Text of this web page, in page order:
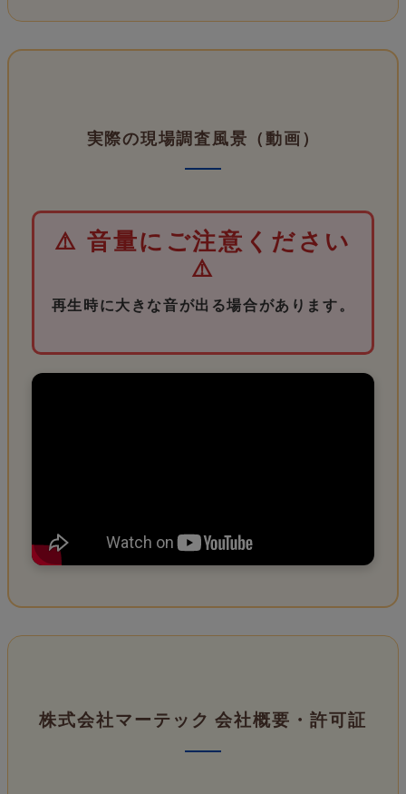
実際の現場調査風景（動画）
⚠️ 音量にご注意ください
⚠️
再生時に大きな音が出る場合があります。
株式会社マーテック 会社概要・許可証